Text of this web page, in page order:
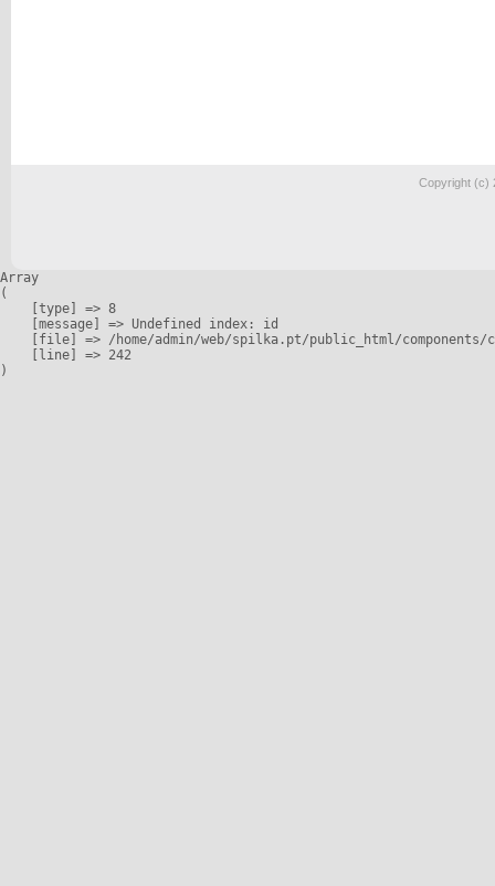
Copyright (c)
Array
(
    [type] => 8
    [message] => Undefined index: id
[file] => /home/admin/web/spilka.pt/public_html/
    [line] => 242